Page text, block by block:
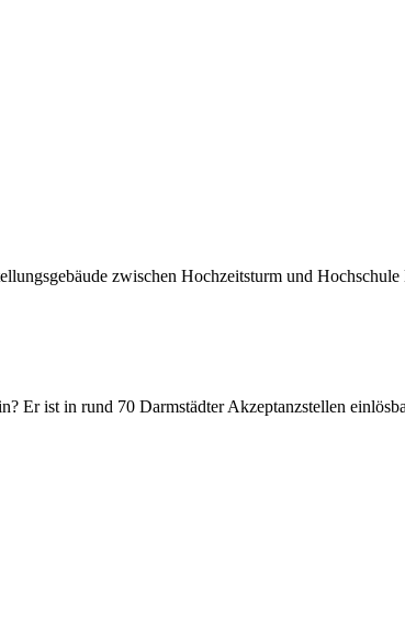
zwischen Hochzeitsturm und Hochschule
Er ist in rund 70 Darmstädter Akzeptanzstellen